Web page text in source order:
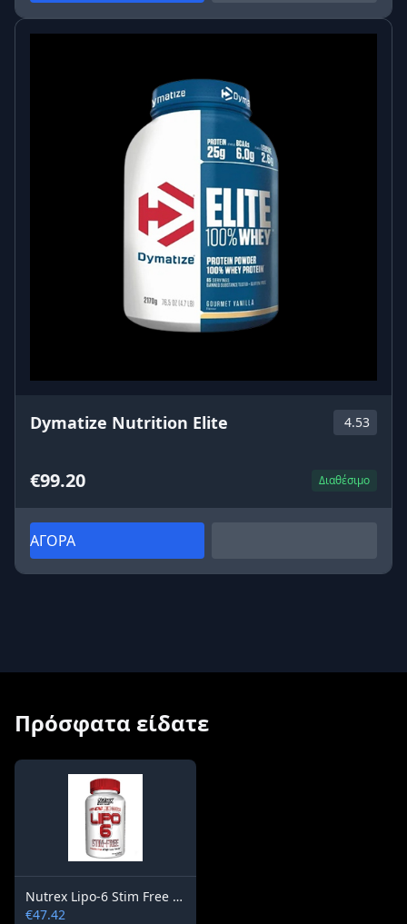
Dymatize Nutrition Elite 4.53
€99.20 Διαθέσιμο
ΑΓΟΡΑ
Πρόσφατα είδατε
Nutrex Lipo-6 Stim Free / 120 caps
€47.42